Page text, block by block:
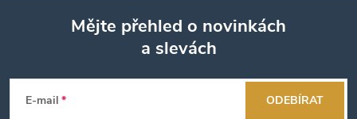
Mějte přehled o novinkách
a slevách
E-mail ODEBÍRAT